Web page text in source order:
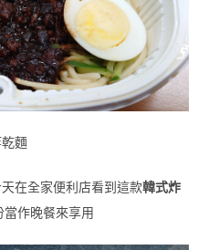
麵
在全家便利店看到這款韓式炸
作晚餐來享用